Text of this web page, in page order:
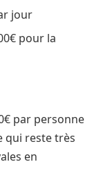
jour
pour la
par personne
qui reste très
en